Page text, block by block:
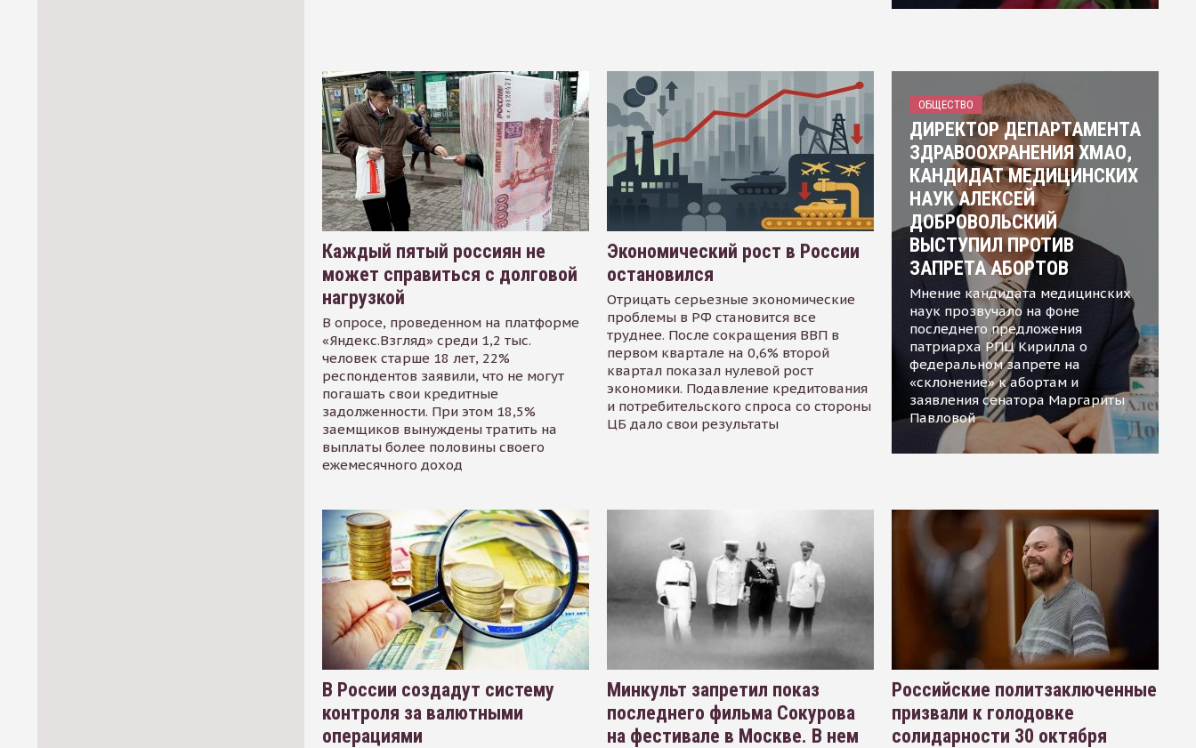
Каждый пятый россиян не
может справиться с долговой
нагрузкой
В опросе, проведенном на платформе
«Яндекс.Взгляд» среди 1,2 тыс.
человек старше 18 лет, 22%
респондентов заявили, что не могут
погашать свои кредитные
задолженности. При этом 18,5%
заемщиков вынуждены тратить на
выплаты более половины своего
ежемесячного доход
Экономический рост в России
остановился
Отрицать серьезные экономические
проблемы в РФ становится все
труднее. После сокращения ВВП в
первом квартале на 0,6% второй
квартал показал нулевой рост
экономики. Подавление кредитования
и потребительского спроса со стороны
ЦБ дало свои результаты
ОБЩЕСТВО
ДИРЕКТОР ДЕПАРТАМЕНТА
ЗДРАВООХРАНЕНИЯ ХМАО,
КАНДИДАТ МЕДИЦИНСКИХ
НАУК АЛЕКСЕЙ
ДОБРОВОЛЬСКИЙ
ВЫСТУПИЛ ПРОТИВ
ЗАПРЕТА АБОРТОВ
Мнение кандидата медицинских
наук прозвучало на фоне
последнего предложения
патриарха РПЦ Кирилла о
федеральном запрете на
«склонение» к абортам и
заявления сенатора Маргариты
Павловой
В России создадут систему
контроля за валютными
операциями
Минкульт запретил показ
последнего фильма Сокурова
на фестивале в Москве. В нем
Российские политзаключенные
призвали к голодовке
солидарности 30 октября